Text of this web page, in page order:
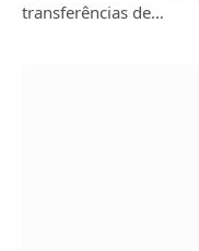
transferências de…